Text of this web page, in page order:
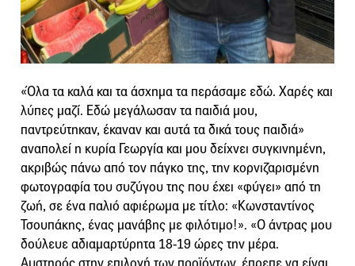
«Όλα τα καλά και τα άσχημα τα περάσαμε εδώ. Χαρές και
λύπες μαζί. Εδώ μεγάλωσαν τα παιδιά μου,
παντρεύτηκαν, έκαναν και αυτά τα δικά τους παιδιά»
αναπολεί η κυρία Γεωργία και μου δείχνει συγκινημένη,
ακριβώς πάνω από τον πάγκο της, την κορνιζαρισμένη
φωτογραφία του συζύγου της που έχει «φύγει» από τη
ζωή, σε ένα παλιό αφιέρωμα με τίτλο: «Κωνσταντίνος
Τσουπάκης, ένας μανάβης με φιλότιμο!». «Ο άντρας μου
δούλευε αδιαμαρτύρητα 18-19 ώρες την μέρα.